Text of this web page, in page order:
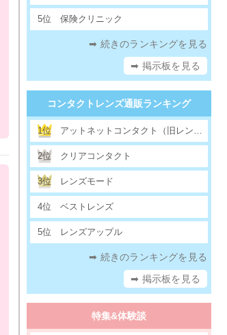
5位 保険クリニック
➡ 続きのランキングを見る
➡ 掲示板を見る
コンタクトレンズ通販ランキング
1位
2位 クリアコンタクト
3位 レンズモード
4位 ベストレンズ
5位 レンズアップル
➡ 続きのランキングを見る
➡ 掲示板を見る
特集&体験談